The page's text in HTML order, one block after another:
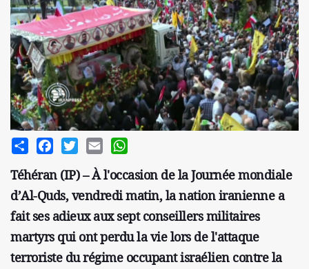
Share FacebookTwitterEmail
Téhéran (IP) – À l'occasion de la Journée mondiale
d’Al-Quds, vendredi matin, la nation iranienne a
fait ses adieux aux sept conseillers militaires
martyrs qui ont perdu la vie lors de l'attaque
terroriste du régime occupant israélien contre la